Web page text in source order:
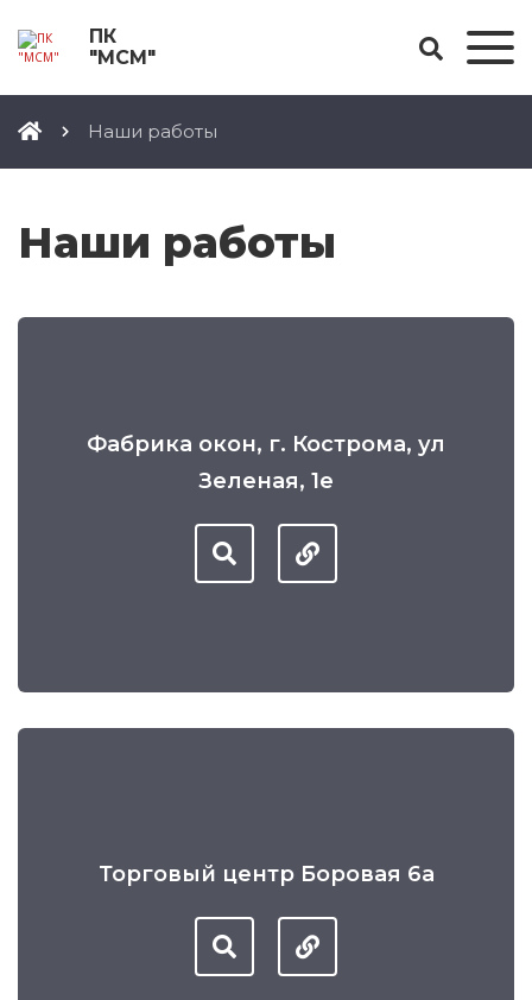
ПК
"МСМ"
Наши работы
Наши работы
Фабрика окон, г. Кострома, ул
Зеленая, 1е
Торговый центр Боровая 6а